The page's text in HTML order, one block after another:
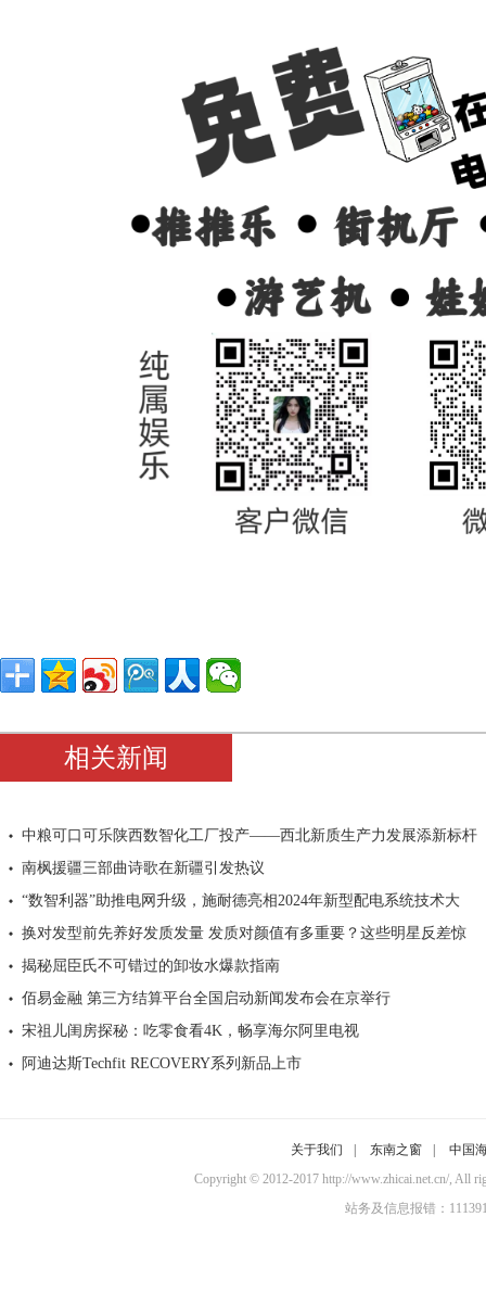
相关新闻
中粮可口可乐陕西数智化工厂投产——西北新质生产力发展添新标杆
南枫援疆三部曲诗歌在新疆引发热议
“数智利器”助推电网升级，施耐德亮相2024年新型配电系统技术大
换对发型前先养好发质发量 发质对颜值有多重要？这些明星反差惊
揭秘屈臣氏不可错过的卸妆水爆款指南
佰易金融 第三方结算平台全国启动新闻发布会在京举行
宋祖儿闺房探秘：吃零食看4K，畅享海尔阿里电视
阿迪达斯Techfit RECOVERY系列新品上市
关于我们 东南之窗
中国
Copyright © 2012-2017 http://www.zhicai.net.cn/,
站务及信息报错：